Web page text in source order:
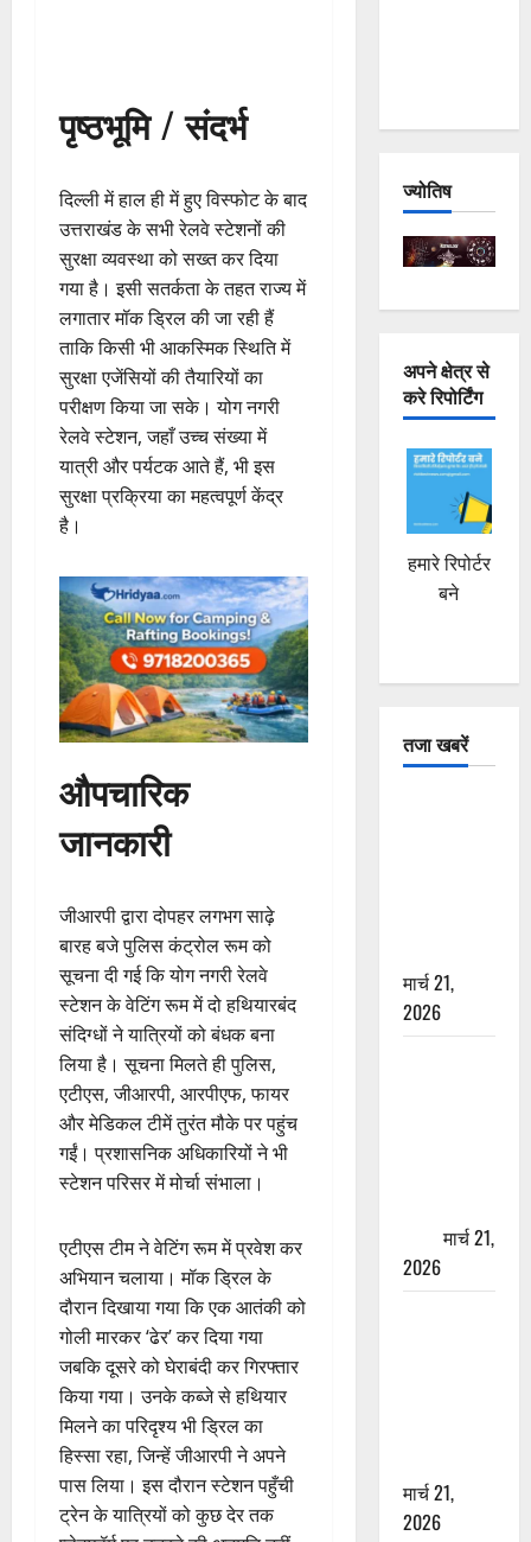
पृष्ठभूमि / संदर्भ
दिल्ली में हाल ही में हुए विस्फोट के बाद
उत्तराखंड के सभी रेलवे स्टेशनों की
सुरक्षा व्यवस्था को सख्त कर दिया
गया है। इसी सतर्कता के तहत राज्य में
लगातार मॉक ड्रिल की जा रही हैं
ताकि किसी भी आकस्मिक स्थिति में
सुरक्षा एजेंसियों की तैयारियों का
परीक्षण किया जा सके। योग नगरी
रेलवे स्टेशन, जहाँ उच्च संख्या में
यात्री और पर्यटक आते हैं, भी इस
सुरक्षा प्रक्रिया का महत्वपूर्ण केंद्र
है।
औपचारिक
जानकारी
जीआरपी द्वारा दोपहर लगभग साढ़े
बारह बजे पुलिस कंट्रोल रूम को
सूचना दी गई कि योग नगरी रेलवे
स्टेशन के वेटिंग रूम में दो हथियारबंद
संदिग्धों ने यात्रियों को बंधक बना
लिया है। सूचना मिलते ही पुलिस,
एटीएस, जीआरपी, आरपीएफ, फायर
और मेडिकल टीमें तुरंत मौके पर पहुंच
गईं। प्रशासनिक अधिकारियों ने भी
स्टेशन परिसर में मोर्चा संभाला।
एटीएस टीम ने वेटिंग रूम में प्रवेश कर
अभियान चलाया। मॉक ड्रिल के
दौरान दिखाया गया कि एक आतंकी को
गोली मारकर ‘ढेर’ कर दिया गया
जबकि दूसरे को घेराबंदी कर गिरफ्तार
किया गया। उनके कब्जे से हथियार
मिलने का परिदृश्य भी ड्रिल का
हिस्सा रहा, जिन्हें जीआरपी ने अपने
पास लिया। इस दौरान स्टेशन पहुँची
ट्रेन के यात्रियों को कुछ देर तक
ज्योतिष
अपने क्षेत्र से
करे रिपोर्टिंग
हमारे रिपोर्टर
बने
तजा खबरें
मार्च 21,
2026
मार्च 21,
2026
मार्च 21,
2026